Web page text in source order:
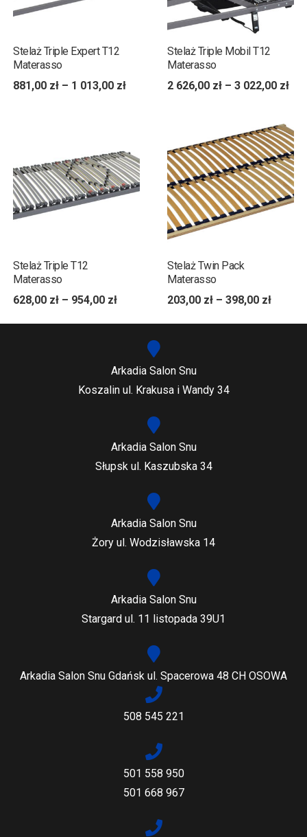
Stelaż Triple Expert T12
Materasso
881,00 zł – 1 013,00 zł
Stelaż Triple Mobil T12
Materasso
2 626,00 zł – 3 022,00 zł
Stelaż Triple T12
Materasso
628,00 zł – 954,00 zł
Stelaż Twin Pack
Materasso
203,00 zł – 398,00 zł
Arkadia Salon Snu
Koszalin ul. Krakusa i Wandy 34
Arkadia Salon Snu
Słupsk ul. Kaszubska 34
Arkadia Salon Snu
Żory ul. Wodzisławska 14
Arkadia Salon Snu
Stargard ul. 11 listopada 39U1
Arkadia Salon Snu Gdańsk ul. Spacerowa 48 CH OSOWA
508 545 221
501 558 950
501 668 967